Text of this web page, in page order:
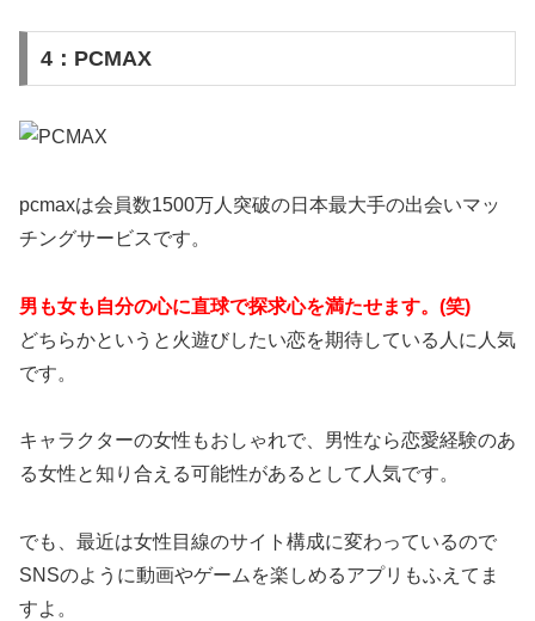
4：PCMAX
pcmaxは会員数1500万人突破の日本最大手の出会いマッ
チングサービスです。
男も女も自分の心に直球で探求心を満たせます。(笑)
どちらかというと火遊びしたい恋を期待している人に人気
です。
キャラクターの女性もおしゃれで、男性なら恋愛経験のあ
る女性と知り合える可能性があるとして人気です。
でも、最近は女性目線のサイト構成に変わっているので
SNSのように動画やゲームを楽しめるアプリもふえてま
すよ。